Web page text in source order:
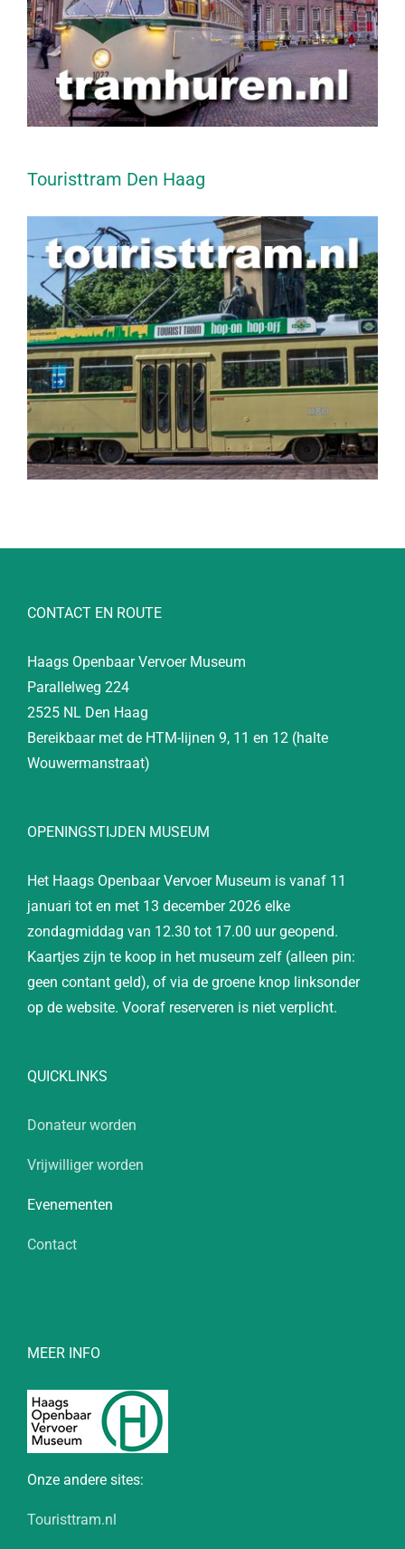
Touristtram Den Haag
CONTACT EN ROUTE
Haags Openbaar Vervoer Museum
Parallelweg 224
2525 NL Den Haag
Bereikbaar met de HTM-lijnen 9, 11 en 12 (halte
Wouwermanstraat)
OPENINGSTIJDEN MUSEUM
Het Haags Openbaar Vervoer Museum is vanaf 11
januari tot en met 13 december 2026 elke
zondagmiddag van 12.30 tot 17.00 uur geopend.
Kaartjes zijn te koop in het museum zelf (alleen pin:
geen contant geld), of via de groene knop linksonder
op de website. Vooraf reserveren is niet verplicht.
QUICKLINKS
Donateur worden
Vrijwilliger worden
Evenementen
Contact
MEER INFO
Onze andere sites:
Touristtram.nl